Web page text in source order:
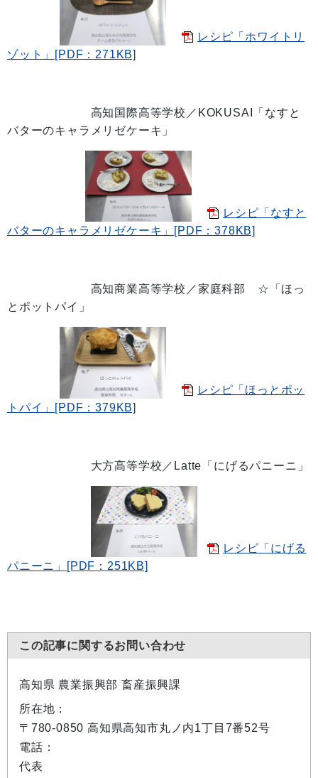
レシピ「ホワイトリ
ゾット」[PDF：271KB]
高知国際高等学校／KOKUSAI「なすと
バターのキャラメリゼケーキ」
レシピ「なすと
バターのキャラメリゼケーキ」[PDF：378KB]
高知商業高等学校／家庭科部 ☆「ほっ
とポットパイ」
レシピ「ほっとポッ
トパイ」[PDF：379KB]
大方高等学校／Latte「にげるパニーニ」
レシピ「にげる
パニーニ」[PDF：251KB]
この記事に関するお問い合わせ
高知県 農業振興部 畜産振興課
所在地：
〒780-0850 高知県高知市丸ノ内1丁目7番52号
電話：
代表